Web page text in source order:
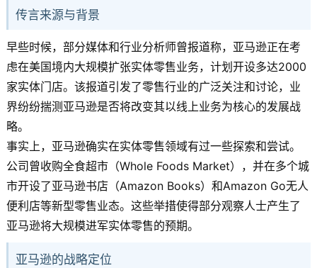
传言来源与背景
早些时候，部分媒体和行业分析师曾报道称，亚马逊正在考
虑在美国境内大规模扩张实体零售业务，计划开设多达2000
家实体门店。该报道引发了零售行业的广泛关注和讨论，业
界纷纷揣测亚马逊是否将改变其以线上业务为核心的发展战
略。
事实上，亚马逊确实在实体零售领域有过一些探索和尝试。
公司曾收购全食超市（Whole Foods Market），并在多个城
市开设了亚马逊书店（Amazon Books）和Amazon Go无人
便利店等新型零售业态。这些举措使得部分观察人士产生了
亚马逊将大规模进军实体零售的预期。
亚马逊的战略定位